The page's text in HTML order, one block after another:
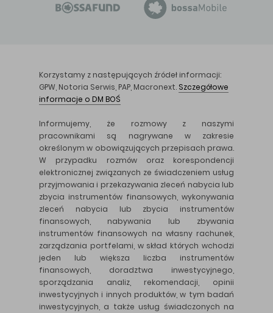
Korzystamy z następujących źródeł informacji:
GPW, Notoria Serwis, PAP, Macronext. Szczegółowe
informacje o DM BOŚ
Informujemy, że rozmowy z naszymi
pracownikami są nagrywane w zakresie
określonym w obowiązujących przepisach prawa.
W przypadku rozmów oraz korespondencji
elektronicznej związanych ze świadczeniem usług
przyjmowania i przekazywania zleceń nabycia lub
zbycia instrumentów finansowych, wykonywania
zleceń nabycia lub zbycia instrumentów
finansowych, nabywania lub zbywania
instrumentów finansowych na własny rachunek,
zarządzania portfelami, w skład których wchodzi
jeden lub większa liczba instrumentów
finansowych, doradztwa inwestycyjnego,
sporządzania analiz, rekomendacji, opinii
inwestycyjnych i innych produktów, w tym badań
inwestycyjnych, a także usług świadczonych na